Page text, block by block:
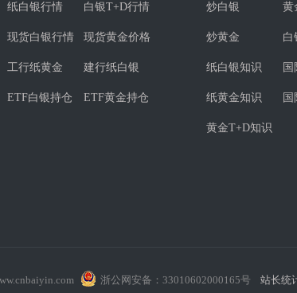
纸白银行情 白银T+D行情
现货白银行情 现货黄金价格
工行纸黄金 建行纸白银
ETF白银持仓 ETF黄金持仓
炒白银 黄
炒黄金 白
纸白银知识
纸黄金知识
黄金T+D知识
浙公网安备：33010602000165号 站长统